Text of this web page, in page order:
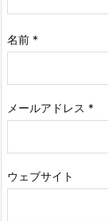
名前 *
メールアドレス *
ウェブサイト